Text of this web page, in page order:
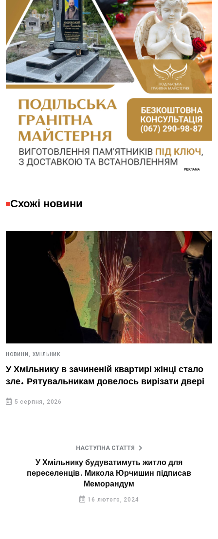
Схожі новини
НОВИНИ, ХМІЛЬНИК
У Хмільнику в зачиненій квартирі жінці стало
зле. Рятувальникам довелось вирізати двері
5 серпня, 2026
НАСТУПНА СТАТТЯ
У Хмільнику будуватимуть житло для
переселенців. Микола Юрчишин підписав
Меморандум
16 лютого, 2024